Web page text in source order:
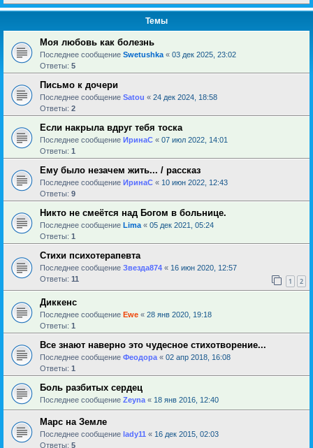
Темы
Моя любовь как болезнь
Последнее сообщение Swetushka « 03 дек 2025, 23:02
Ответы: 5
Письмо к дочери
Последнее сообщение Satou « 24 дек 2024, 18:58
Ответы: 2
Если накрыла вдруг тебя тоска
Последнее сообщение ИринаC « 07 июл 2022, 14:01
Ответы: 1
Ему было незачем жить... / рассказ
Последнее сообщение ИринаC « 10 июн 2022, 12:43
Ответы: 9
Никто не смеётся над Богом в больнице.
Последнее сообщение Lima « 05 дек 2021, 05:24
Ответы: 1
Стихи психотерапевта
Последнее сообщение Звезда874 « 16 июн 2020, 12:57
Ответы: 11 1 2
Диккенс
Последнее сообщение Ewe « 28 янв 2020, 19:18
Ответы: 1
Все знают наверно это чудесное стихотворение...
Последнее сообщение Феодора « 02 апр 2018, 16:08
Ответы: 1
Боль разбитых сердец
Последнее сообщение Zeyna « 18 янв 2016, 12:40
Марс на Земле
Последнее сообщение lady11 « 16 дек 2015, 02:03
Ответы: 5